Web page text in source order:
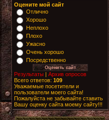
Оцените мой сайт
Отлично
Хорошо
Неплохо
Плохо
Ужасно
Очень хорошо
Посредственно
Результаты
Архив опросов
Всего ответов: 109
Уважаемые посетители и
пользователи моего сайта!
Пожалуйста не забывайте ставить
Вашу оценку сайта моему сайту!!!